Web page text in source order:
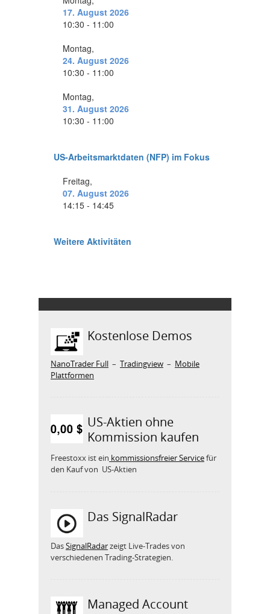
Kostenlose Demos
NanoTrader Full – Tradingview – Mobile
Plattformen
US-Aktien ohne
Kommission kaufen
Freestoxx ist ein kommissionsfreier Servicefür
den Kauf von US-Aktien
Das SignalRadar
DasSignalRadarzeigt Live-Trades von
verschiedenen Trading-Strategien.
Managed Account